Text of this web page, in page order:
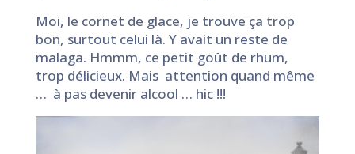
Moi, le cornet de glace, je trouve ça trop
bon, surtout celui là. Y avait un reste de
malaga. Hmmm, ce petit goût de rhum,
trop délicieux. Mais attention quand même
… à pas devenir alcool … hic !!!